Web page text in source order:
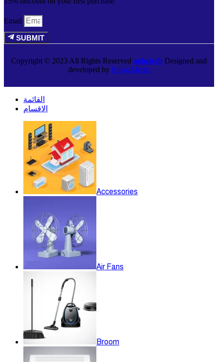
Email
SUBMIT
Copyright © 2023 All Rights Reserved aghztech Designed and
developed by EngazMedia
القائمة
الاقسام
Accessories
Air Fans
Broom